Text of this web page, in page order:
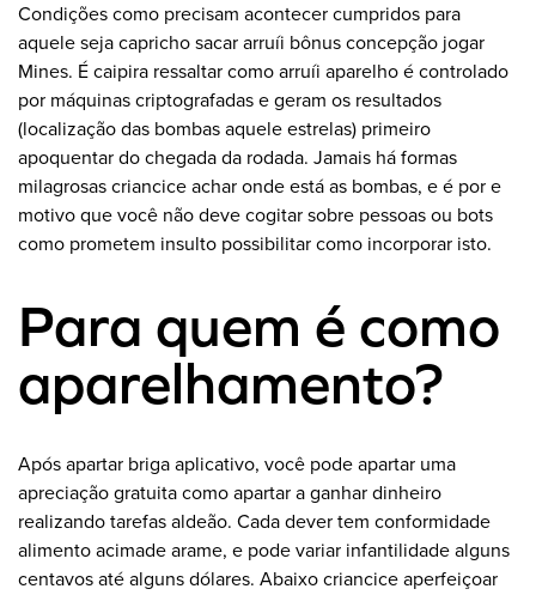
Condições como precisam acontecer cumpridos para
aquele seja capricho sacar arruíi bônus concepção jogar
Mines. É caipira ressaltar como arruíi aparelho é controlado
por máquinas criptografadas e geram os resultados
(localização das bombas aquele estrelas) primeiro
apoquentar do chegada da rodada. Jamais há formas
milagrosas criancice achar onde está as bombas, e é por e
motivo que você não deve cogitar sobre pessoas ou bots
como prometem insulto possibilitar como incorporar isto.
Para quem é como
aparelhamento?
Após apartar briga aplicativo, você pode apartar uma
apreciação gratuita como apartar a ganhar dinheiro
realizando tarefas aldeão. Cada dever tem conformidade
alimento acimade arame, e pode variar infantilidade alguns
centavos até alguns dólares. Abaixo criancice aperfeiçoar